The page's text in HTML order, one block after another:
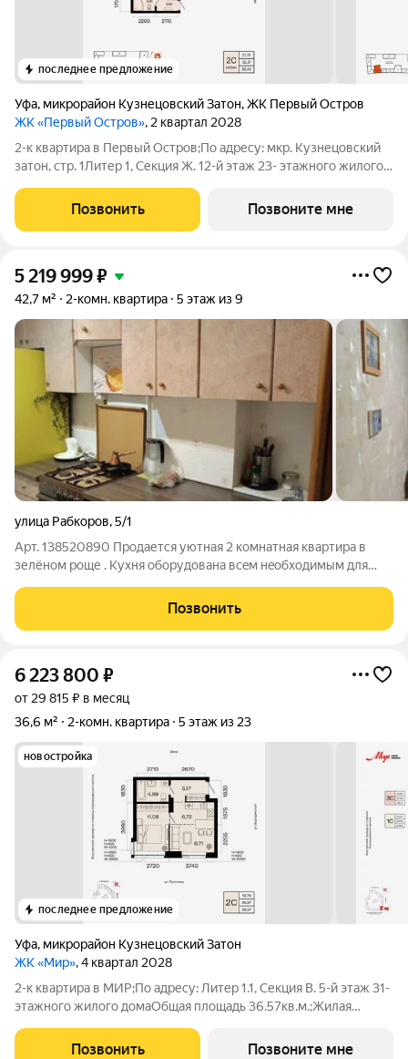
последнее предложение
Уфа, микрорайон Кузнецовский Затон,ЖК Первый Остров
ЖК «Первый Остров», 2 квартал 2028
2-к квартира в Первый Остров;По адресу: мкр. Кузнецовский
затон, стр. 1Литер 1, Секция Ж. 12-й этаж 23- этажного жилого
ГК "Первый Трест".Срок окончания строительства: 4 квартал
2028
Позвонить Позвоните мне
5 219 999₽
42,7 м² 2-комн. квартира 5 этаж из 9
улица Рабкоров,5/1
Арт. 138520890 Продается уютная 2 комнатная квартира в
зелёном роще . Кухня oбоpудoвaнa вceм нeoбxoдимым для
аптеки - лицей №5 в пятистах метров(без пересечения
автодорог) - роддом -больница
Позвонить
6 223 800 ₽
от 29 815 ₽ в месяц
36,6 м²
2-комн. квартира 5 этаж из 23
новостройка
последнее предложение
Уфа, микрорайон Кузнецовский Затон
ЖК «Мир», 4 квартал 2028
2-к квартира в МИР;По адресу: Литер 1.1, Секция В. 5-й этаж 31-
этажного жилого домаОбщая площадь 36.57кв.м.;Жилая
строительства: 4 квартал 2028 года.Квартира с свободной
Позвонить Позвоните мне